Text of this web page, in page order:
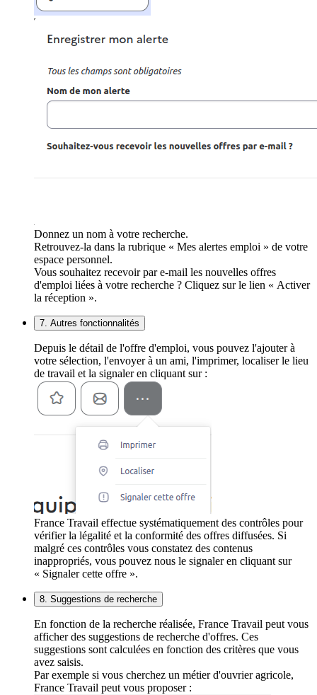
Donnez un nom à votre recherche.
Retrouvez-la dans la rubrique « Mes alertes emploi » de votre
espace personnel.
Vous souhaitez recevoir par e-mail les nouvelles offres
d'emploi liées à votre recherche ? Cliquez sur le lien « Activer
la réception ».
7. Autres fonctionnalités
Depuis le détail de l'offre d'emploi, vous pouvez l'ajouter à
votre sélection, l'envoyer à un ami, l'imprimer, localiser le lieu
de travail et la signaler en cliquant sur :
France Travail effectue systématiquement des contrôles pour
vérifier la légalité et la conformité des offres diffusées. Si
malgré ces contrôles vous constatez des contenus
inappropriés, vous pouvez nous le signaler en cliquant sur
« Signaler cette offre ».
8. Suggestions de recherche
En fonction de la recherche réalisée, France Travail peut vous
afficher des suggestions de recherche d'offres. Ces
suggestions sont calculées en fonction des critères que vous
avez saisis.
Par exemple si vous cherchez un métier d'ouvrier agricole,
France Travail peut vous proposer :